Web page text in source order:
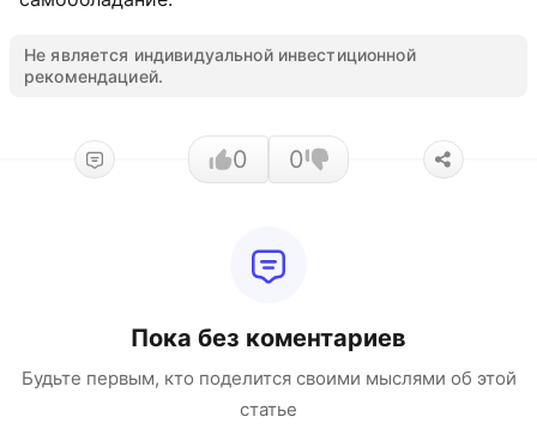
Не является индивидуальной инвестиционной
рекомендацией.
0 0
Пока без коментариев
Будьте первым, кто поделится своими мыслями об этой
статье